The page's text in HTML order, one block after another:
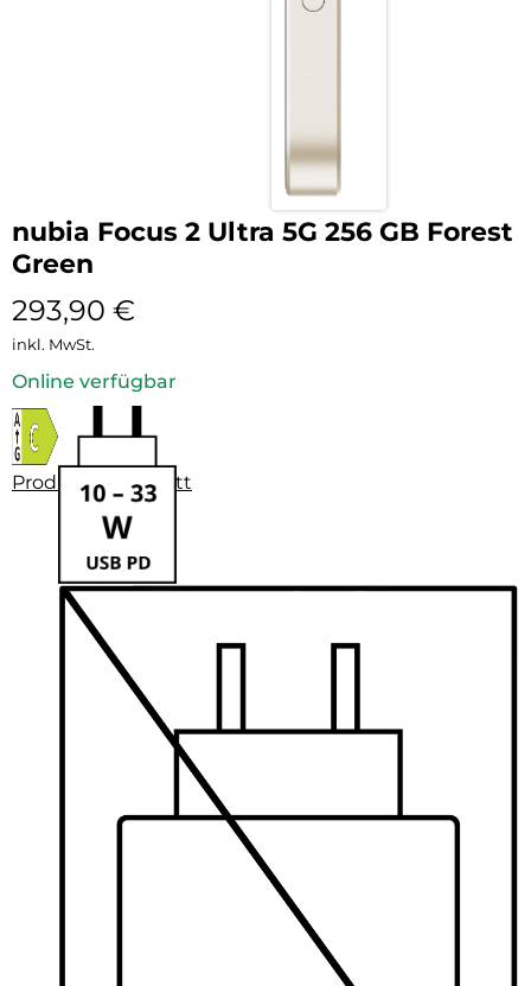
nubia Focus 2 Ultra 5G 256 GB Forest
Green
293,90 €
inkl. MwSt.
Online verfügbar
Produktdatenblatt